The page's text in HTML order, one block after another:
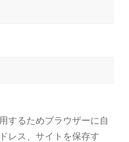
するためブラウザーに自
レス、サイトを保存す